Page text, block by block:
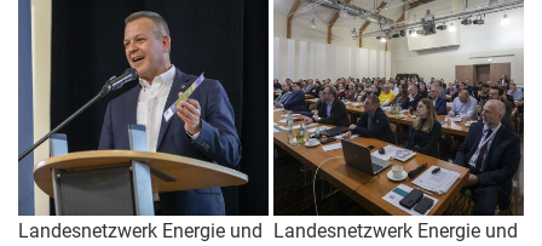
Landesnetzwerk Energie und Landesnetzwerk Energie und